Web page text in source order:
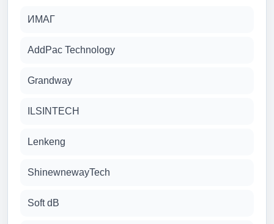
ИМАГ
AddPac Technology
Grandway
ILSINTECH
Lenkeng
ShinewnewayTech
Soft dB